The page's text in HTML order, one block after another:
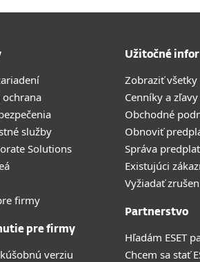
ochrana
služby
Solutions
firmy
pre firmy
verziu
Užitočné
Zobraziť
Cenníky a zľavy
Obchodné
Obnoviť
Správa
Existujúci
Vyžiadať
Partnerstvo
Hľadám ESET
Chcem sa stať